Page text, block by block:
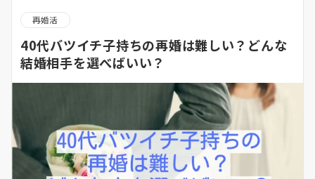
再婚活
40代バツイチ子持ちの再婚は難しい？どんな
結婚相手を選べばいい？